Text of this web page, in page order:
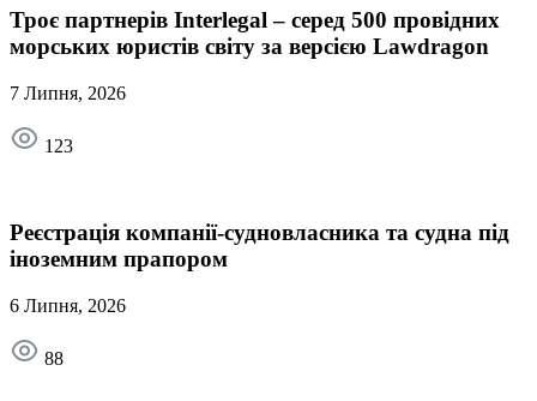
Троє партнерів Interlegal – серед 500 провідних
морських юристів світу за версією Lawdragon
7 Липня, 2026
123
Реєстрація компанії-судновласника та судна під
іноземним прапором
6 Липня, 2026
88